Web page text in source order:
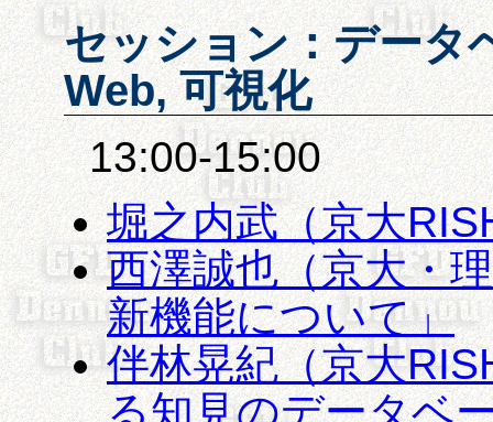
セッション：データ
Web, 可視化
13:00-15:00
堀之内武（京大
西澤誠也（京大・
新機能について」
伴林晃紀（京大
る知見のデータベ